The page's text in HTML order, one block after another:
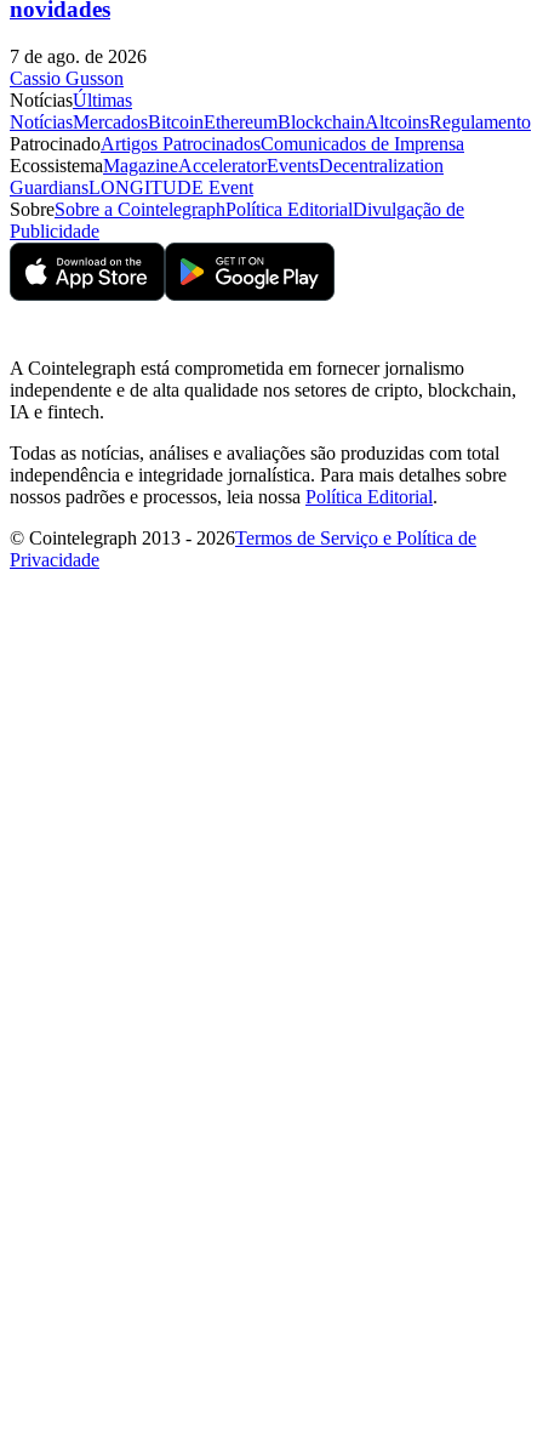
novidades
7 de ago. de 2026
Cassio Gusson
NotíciasÚltimas
NotíciasMercadosBitcoinEthereumBlockchainAltcoinsRegulamento
PatrocinadoArtigos PatrocinadosComunicados de Imprensa
EcossistemaMagazineAcceleratorEventsDecentralization
GuardiansLONGITUDE Event
SobreSobre a CointelegraphPolítica EditorialDivulgação de
Publicidade
A Cointelegraph está comprometida em fornecer jornalismo
independente e de alta qualidade nos setores de cripto, blockchain,
IA e fintech.
Todas as notícias, análises e avaliações são produzidas com total
independência e integridade jornalística. Para mais detalhes sobre
nossos padrões e processos, leia nossa Política Editorial.
© Cointelegraph 2013 - 2026Termos de Serviço e Política de
Privacidade